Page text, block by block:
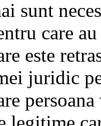
sunt
care
este
juridic